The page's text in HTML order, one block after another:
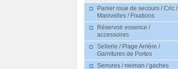
Panier roue de secours / Cric /
Manivelles / Fixations
Réservoir essence /
accessoires
Sellerie / Plage Arrière /
Garnitures de Portes
Serrures / neiman / gaches